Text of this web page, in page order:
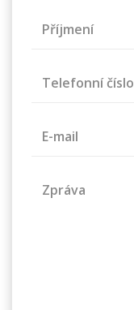
Příjmení
Telefonní číslo
E-mail
Zpráva